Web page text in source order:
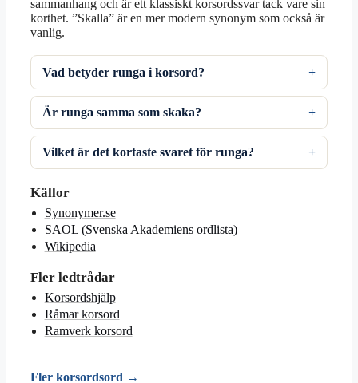
sammanhang och är ett klassiskt korsordssvar tack vare sin
korthet. ”Skalla” är en mer modern synonym som också är
vanlig.
Vad betyder runga i korsord?
Är runga samma som skaka?
Vilket är det kortaste svaret för runga?
Källor
Synonymer.se
SAOL (Svenska Akademiens ordlista)
Wikipedia
Fler ledtrådar
Korsordshjälp
Råmar korsord
Ramverk korsord
Fler korsordsord →